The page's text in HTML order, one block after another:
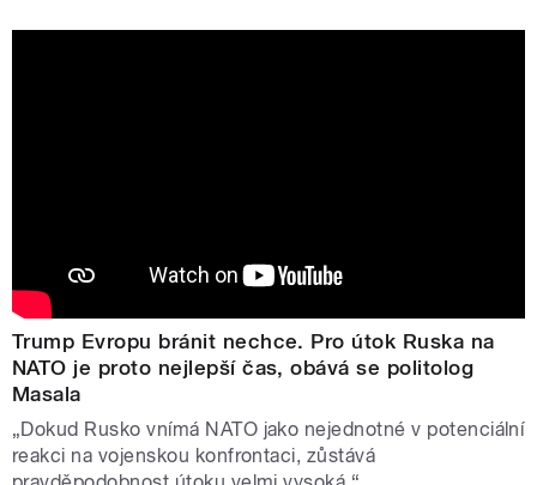
Trump Evropu bránit nechce. Pro útok Ruska na
NATO je proto nejlepší čas, obává se politolog
Masala
„Dokud Rusko vnímá NATO jako nejednotné v potenciální
reakci na vojenskou konfrontaci, zůstává